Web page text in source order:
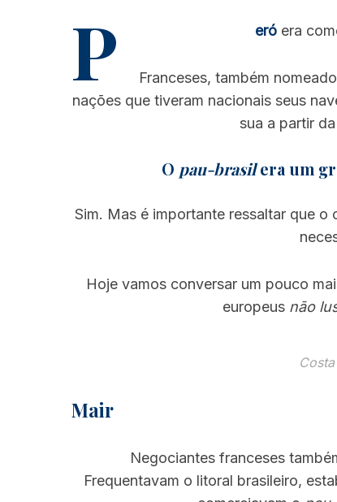
P eróera
Franceses, também
nações que tiveram nacionais seus
sua a partir
O pau-brasilera um
Sim. Mas é importante ressaltar que
Hoje vamos conversar um pouco
europeus não
Mair
Negociantes franceses
Frequentavam o litoral brasileiro,